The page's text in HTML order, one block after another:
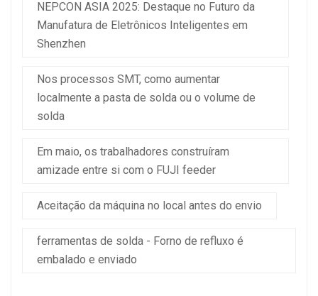
NEPCON ASIA 2025: Destaque no Futuro da
Manufatura de Eletrônicos Inteligentes em
Shenzhen
Nos processos SMT, como aumentar
localmente a pasta de solda ou o volume de
solda
Em maio, os trabalhadores construíram
amizade entre si com o FUJI feeder
Aceitação da máquina no local antes do envio
ferramentas de solda - Forno de refluxo é
embalado e enviado